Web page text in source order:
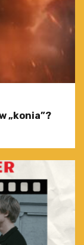
„konia”?